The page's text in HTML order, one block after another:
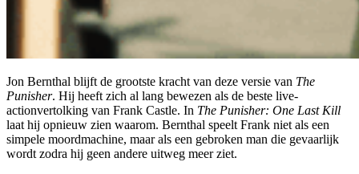
Jon Bernthal blijft de grootste kracht van deze versie van The
Punisher. Hij heeft zich al lang bewezen als de beste live-
actionvertolking van Frank Castle. In The Punisher: One Last Kill
laat hij opnieuw zien waarom. Bernthal speelt Frank niet als een
simpele moordmachine, maar als een gebroken man die gevaarlijk
wordt zodra hij geen andere uitweg meer ziet.